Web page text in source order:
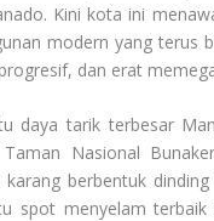
Kini kota ini
modern yang terus
dan erat
daya tarik terbesar
Nasional
karang berbentuk
spot menyelam